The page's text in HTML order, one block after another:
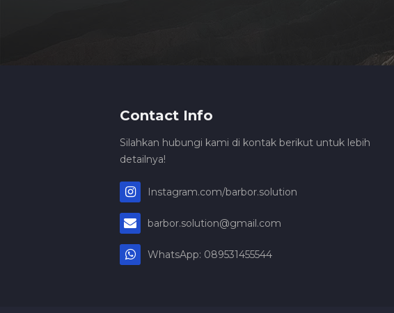
Contact Info
Silahkan hubungi kami di kontak berikut untuk lebih
detailnya!
Instagram.com/barbor.solution
barbor.solution@gmail.com
WhatsApp: 089531455544